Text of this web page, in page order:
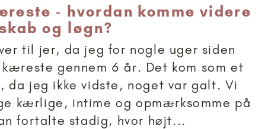
- hvordan komme videre
og løgn?
til jer, da jeg for nogle uger siden
gennem 6 år. Det kom som et
da jeg ikke vidste, noget var galt. Vi
kærlige, intime og opmærksomme på
fortalte stadig, hvor højt...